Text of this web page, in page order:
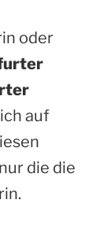
oder
auf
die die